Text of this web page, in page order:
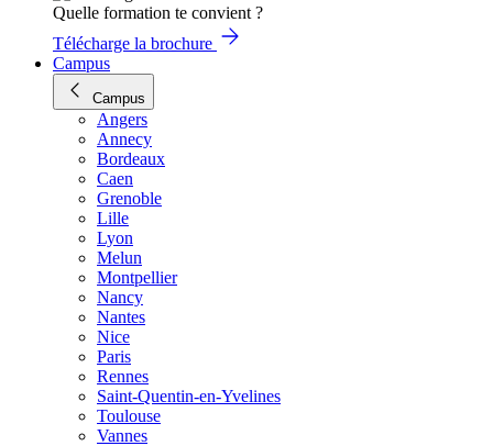
Quelle formation te convient ?
Télécharge la brochure
Campus
Campus
Angers
Annecy
Bordeaux
Caen
Grenoble
Lille
Lyon
Melun
Montpellier
Nancy
Nantes
Nice
Paris
Rennes
Saint-Quentin-en-Yvelines
Toulouse
Vannes